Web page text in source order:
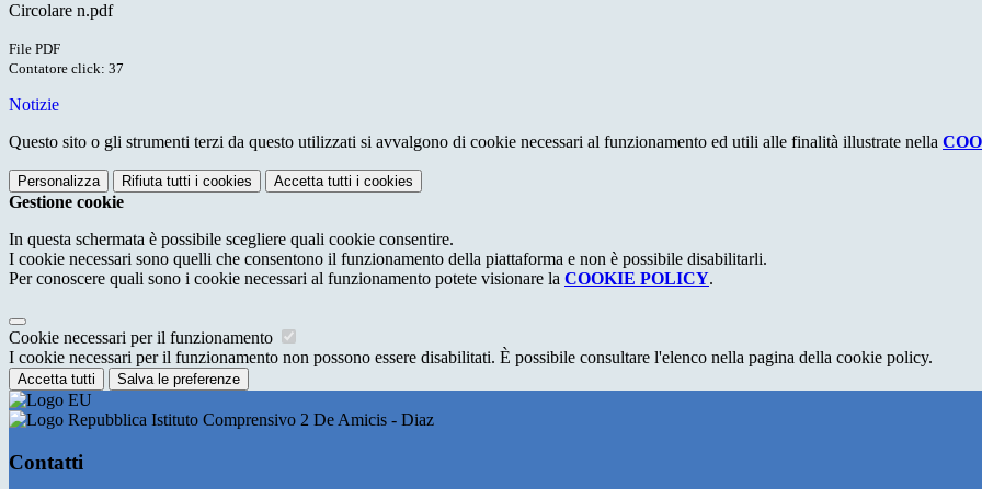
Circolare n.pdf
File PDF
Contatore click: 37
Notizie
Questo sito o gli strumenti terzi da questo utilizzati si avvalgono di cookie necessari al funzionamento ed utili alle finalità illustrate nella
Personalizza Rifiuta tutti i cookies Accetta tutti i cookies
Gestione cookie
In questa schermata è possibile scegliere quali cookie consentire.
I cookie necessari sono quelli che consentono il funzionamento della piattaforma e non è possibile disabilitarli.
Per conoscere quali sono i cookie necessari al funzionamento potete visionare la COOKIE POLICY.
Cookie necessari per il funzionamento
I cookie necessari per il funzionamento non possono essere disabilitati. È possibile consultare l'elenco nella pagina della cookie policy.
Accetta tutti Salva le preferenze
Istituto Comprensivo 2 De Amicis - Diaz
Contatti